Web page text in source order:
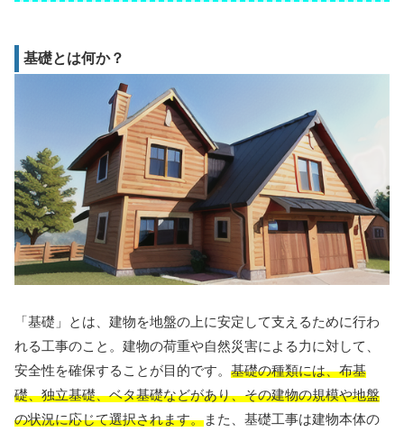
基礎とは何か？
「基礎」とは、建物を地盤の上に安定して支えるために行わ
れる工事のこと。建物の荷重や自然災害による力に対して、
安全性を確保することが目的です。 基礎の種類には、布基
礎、独立基礎、ベタ基礎などがあり、その建物の規模や地盤
の状況に応じて選択されます。また、基礎工事は建物本体の